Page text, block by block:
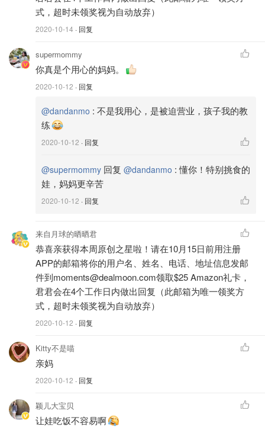
1、虾仁去壳，去虾线，用刀背剁成泥。
式，超时未领奖视为自动放弃）
2020-10-14 · 回复
supermommy
你真是个用心的妈妈。
2020-10-12 · 回复
@dandanmo : 不是我用心，是被迫营业，孩子我的教
练
2020-10-12 · 回复
@supermommy 回复 @dandanmo :懂你！特别挑食的
娃，妈妈更辛苦
2020-10-12 · 回复
来自月球的晒晒君
恭喜亲获得本周原创之星啦！请在10月15日前用注册
APP的邮箱将你的用户名、姓名、电话、地址信息发邮
件到moments@dealmoon.com领取$25 Amazon礼卡，
君君会在4个工作日内做出回复（此邮箱为唯一领奖方
式，超时未领奖视为自动放弃）
2020-10-12 · 回复
Kitty不是喵
亲妈
2020-10-12 · 回复
颖儿大宝贝
让娃吃饭不容易啊